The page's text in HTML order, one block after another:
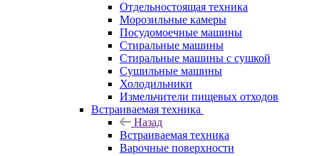
Отдельностоящая техника
Морозильные камеры
Посудомоечные машины
Стиральные машины
Стиральные машины с сушкой
Сушильные машины
Холодильники
Измельчители пищевых отходов
Встраиваемая техника
Назад
Встраиваемая техника
Варочные поверхности